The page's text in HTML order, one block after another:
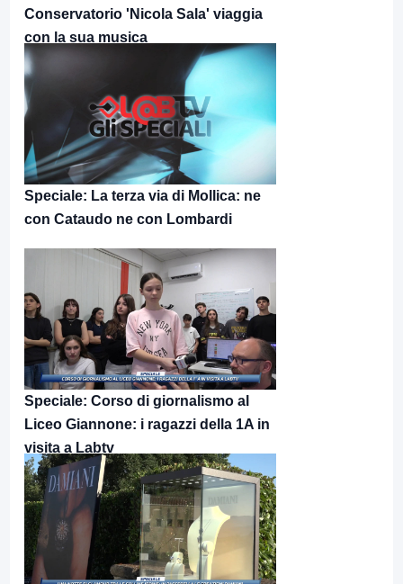
Conservatorio 'Nicola Sala' viaggia
con la sua musica
Speciale: La terza via di Mollica: ne
con Cataudo ne con Lombardi
Speciale: Corso di giornalismo al
Liceo Giannone: i ragazzi della 1A in
visita a Labtv